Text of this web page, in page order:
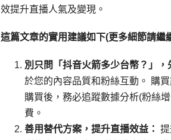
效提升直播人氣及變現。
這篇文章的實用建議如下(更多細節請繼
別只問「抖音火箭多少台幣？」，
於您的內容品質和粉絲互動。 購
購買後，務必追蹤數據分析(粉絲
費。
善用替代方案，提升直播效益：